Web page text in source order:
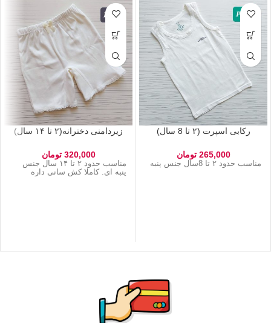
رکابی اسپرت (۲ تا 8 سال)
265,000 تومان
مناسب حدود ۲ تا 8سال جنس پنبه
زیردامنی دخترانه(۲ تا ۱۴ سال)
320,000 تومان
مناسب حدود ۲ تا ۱۴ سال جنس
پنبه ای. کاملا کش سانی داره